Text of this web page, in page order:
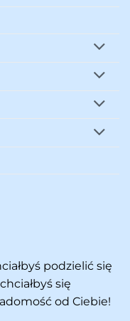
podzielić się
się
od Ciebie!